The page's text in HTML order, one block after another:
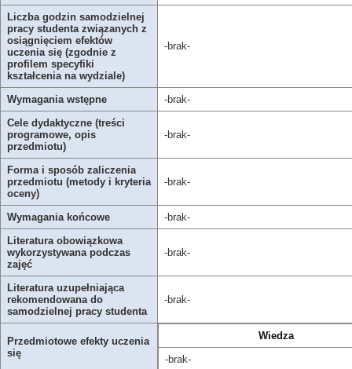
Liczba godzin samodzielnej
pracy studenta związanych z
osiągnięciem efektów
uczenia się (zgodnie z
profilem specyfiki
kształcenia na wydziale)
-brak-
Wymagania wstępne
-brak-
Cele dydaktyczne (treści
programowe, opis
przedmiotu)
-brak-
Forma i sposób zaliczenia
przedmiotu (metody i kryteria
oceny)
-brak-
Wymagania końcowe
-brak-
Literatura obowiązkowa
wykorzystywana podczas
zajęć
-brak-
Literatura uzupełniająca
rekomendowana do
samodzielnej pracy studenta
-brak-
Przedmiotowe efekty uczenia
się
Wiedza
-brak-